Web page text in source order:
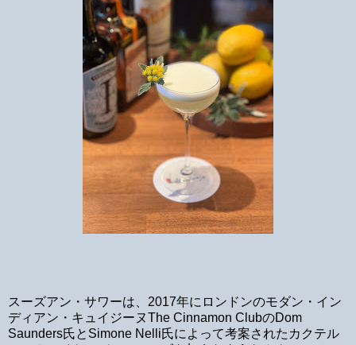
スーズアン・サワーは、2017年にロンドンのモダン・イン
ディアン・キュイジーヌThe Cinnamon ClubのDom
Saunders氏とSimone Nelli氏によって考案されたカクテル